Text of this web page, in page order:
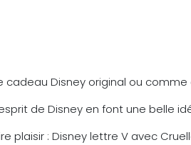
Disney original ou
de Disney en font une belle
plaisir : Disney lettre V avec